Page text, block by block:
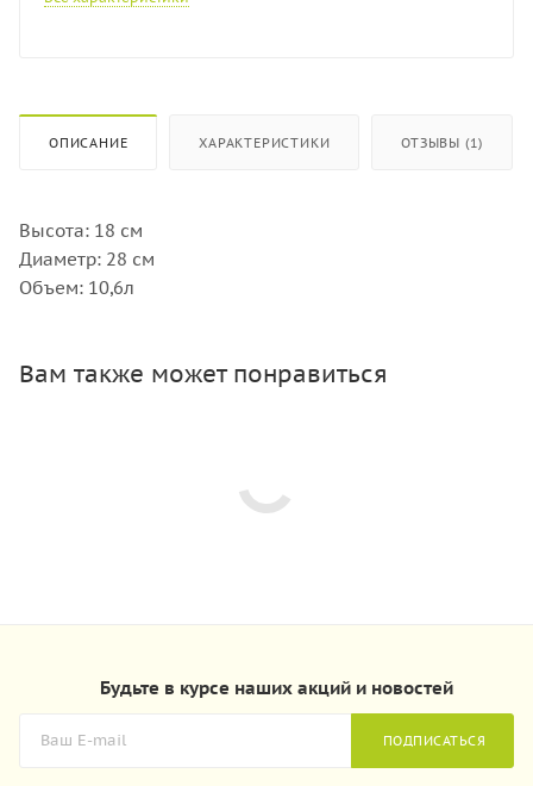
ОПИСАНИЕ ХАРАКТЕРИСТИКИ ОТЗЫВЫ (1)
Высота: 18 см
Диаметр: 28 см
Объем: 10,6л
Вам также может понравиться
Будьте в курсе наших акций и новостей
ПОДПИСАТЬСЯ